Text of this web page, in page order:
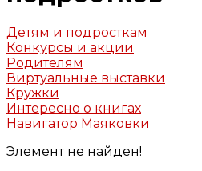
Детям и подросткам
Конкурсы и акции
Родителям
Виртуальные выставки
Кружки
Интересно о книгах
Навигатор Маяковки
Элемент не найден!